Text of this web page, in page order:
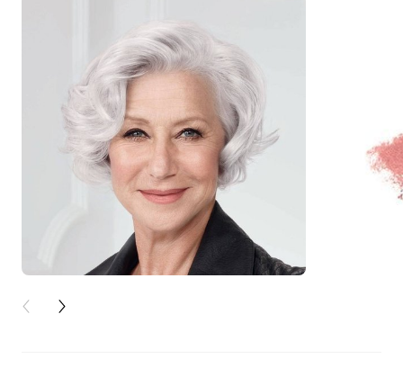
PREVIOUS CARD
NEXT CARD